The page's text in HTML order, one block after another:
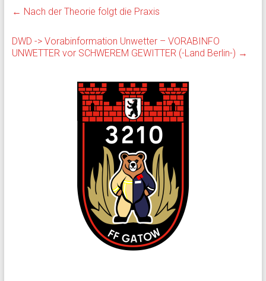
← Nach der Theorie folgt die Praxis
DWD -> Vorabinformation Unwetter – VORABINFO
UNWETTER vor SCHWEREM GEWITTER (-Land Berlin-) →